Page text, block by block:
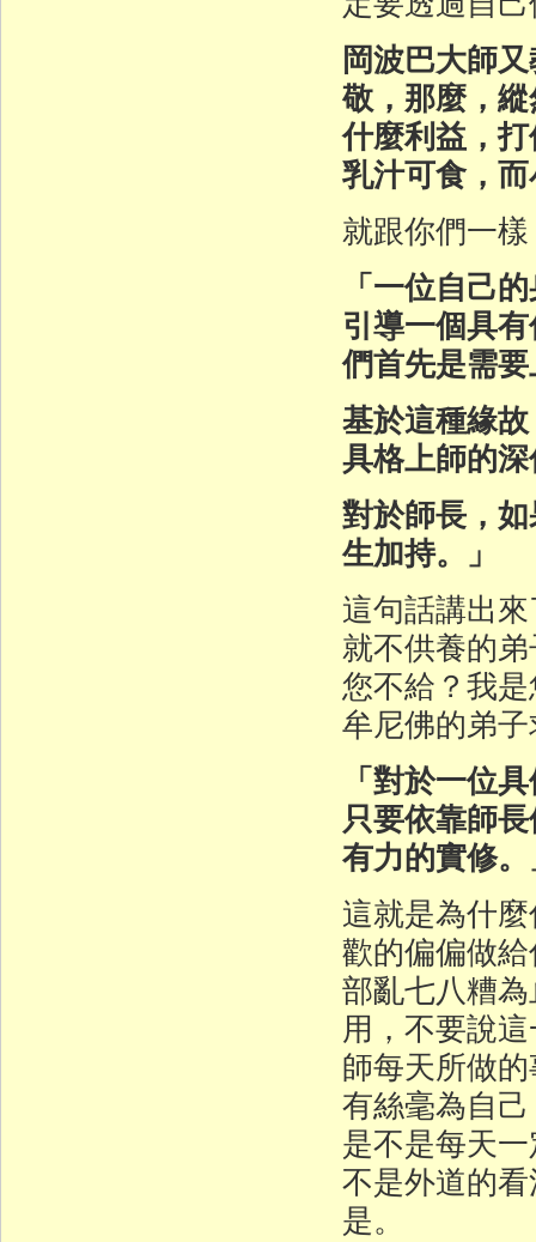
岡波巴大師
敬，那麼，
什麼利益，
乳汁可食，
就跟你們一
「一位自己
引導一個具
們首先是需
基於這種緣
具格上師的
對於師長，
生加持。」
這句話講出
就不供養的
您不給？我
牟尼佛的弟
「對於一位
只要依靠師
有力的實修
這就是為什
歡的偏偏做
部亂七八糟
用，不要說
師每天所做
有絲毫為自
是不是每天
不是外道的
是。